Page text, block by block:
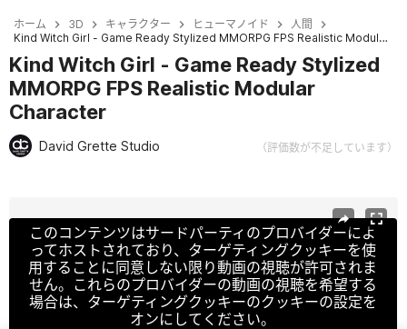
ホーム 3D キャラクター ヒューマノイド
人間
Kind Witch Girl - Game Ready Stylized MMORPG FPS Realistic Modular Character
Kind Witch Girl - Game Ready Stylized
MMORPG FPS Realistic Modular
Character
David Grette Studio （評価数が不足しています）
このコンテンツはサードパーティのプロバイダーによ
ってホストされており、ターゲティングクッキーを使
用することに同意しない限り動画の視聴が許可されま
せん。これらのプロバイダーの動画の視聴を希望する
場合は、ターゲティングクッキーのクッキーの設定を
オンにしてください。